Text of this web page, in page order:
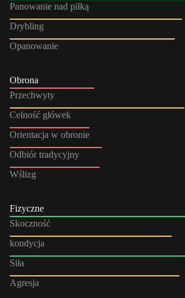
Panowanie nad piłką
Drybling
Opanowanie
Obrona
Przechwyty
Celność główek
Orientacja w obronie
Odbiór tradycyjny
Wślizg
Fizyczne
Skoczność
kondycja
Siła
Agresja